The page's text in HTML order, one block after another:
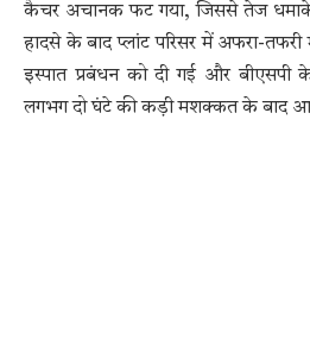
कैचर अचानक फट गया, जिससे तेज
हादसे के बाद प्लांट परिसर में अफरा-
इस्पात प्रबंधन को दी गई और
लगभग दो घंटे की कड़ी मशक्कत के बाद आग